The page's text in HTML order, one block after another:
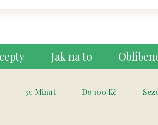
Jak na to
30 Minut Do 100 Kč